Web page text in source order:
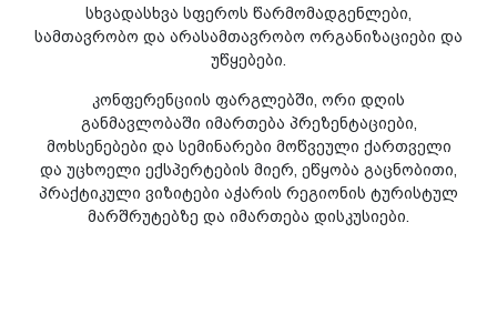
სხვადასხვა სფეროს წარმომადგენლები,
სამთავრობო და არასამთავრობო ორგანიზაციები და
უწყებები.
კონფერენციის ფარგლებში, ორი დღის
განმავლობაში იმართება პრეზენტაციები,
მოხსენებები და სემინარები მოწვეული ქართველი
და უცხოელი ექსპერტების მიერ, ეწყობა გაცნობითი,
პრაქტიკული ვიზიტები აჭარის რეგიონის ტურისტულ
მარშრუტებზე და იმართება დისკუსიები.